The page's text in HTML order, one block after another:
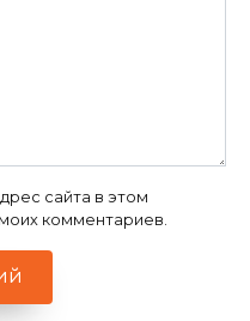
сайта в этом
комментариев.